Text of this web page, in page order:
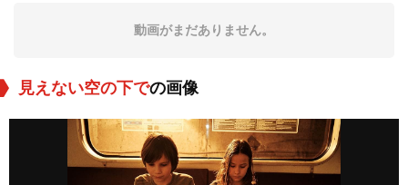
動画がまだありません。
見えない空の下での画像